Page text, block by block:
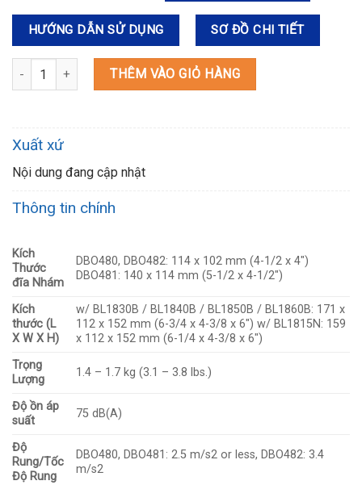
HƯỚNG DẪN SỬ DỤNG SƠ ĐỒ CHI TIẾT
DBO480Z MÁY CHÀ NHÁM RUNG DÙNG PIN số lượng
THÊM VÀO GIỎ HÀNG
Xuất xứ
Nội dung đang cập nhật
Thông tin chính
Kích
Thước
đĩa Nhám
DBO480, DBO482: 114 x 102 mm (4-1/2 x 4″)
DBO481: 140 x 114 mm (5-1/2 x 4-1/2″)
Kích
thước (L
X W X H)
w/ BL1830B / BL1840B / BL1850B / BL1860B: 171 x
112 x 152 mm (6-3/4 x 4-3/8 x 6″) w/ BL1815N: 159
x 112 x 152 mm (6-1/4 x 4-3/8 x 6″)
Trọng
Lượng
1.4 – 1.7 kg (3.1 – 3.8 lbs.)
Độ ồn áp
suất
75 dB(A)
Độ
Rung/Tốc
Độ Rung
DBO480, DBO481: 2.5 m/s2 or less, DBO482: 3.4
m/s2